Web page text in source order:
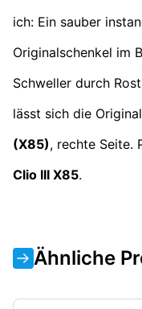
ich: Ein sauber
Originalschenkel im
Schweller durch
lässt sich die
(X85), rechte Seite.
Clio III X85.
Ähnliche